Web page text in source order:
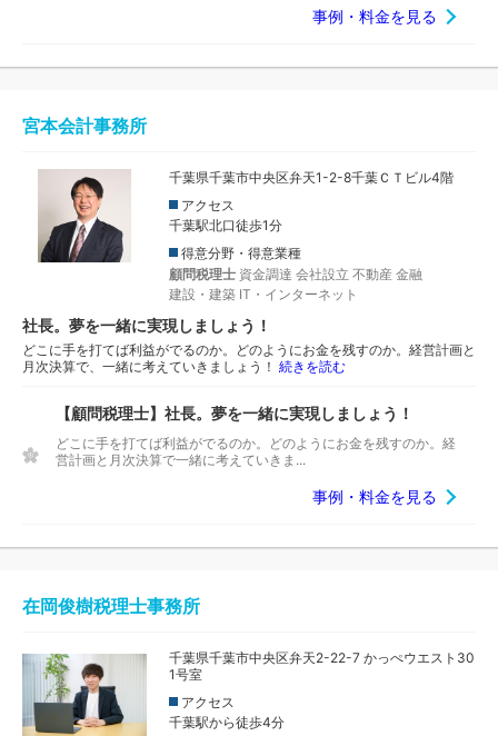
事例・料金を見る
宮本会計事務所
千葉県千葉市中央区弁天1-2-8千葉ＣＴビル4階
アクセス
千葉駅北口徒歩1分
得意分野・得意業種
顧問税理士 資金調達 会社設立 不動産 金融
建設・建築 IT・インターネット
社長。夢を一緒に実現しましょう！
どこに手を打てば利益がでるのか。どのようにお金を残すのか。経営計画と
月次決算で、一緒に考えていきましょう！ 続きを読む
【顧問税理士】社長。夢を一緒に実現しましょう！
どこに手を打てば利益がでるのか。どのようにお金を残すのか。経
営計画と月次決算で一緒に考えていきま...
事例・料金を見る
在岡俊樹税理士事務所
千葉県千葉市中央区弁天2-22-7 かっぺウエスト30
1号室
アクセス
千葉駅から徒歩4分